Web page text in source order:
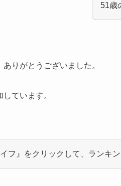
51歳
りがとうございました。
ています。
フ』をクリックして、ランキン